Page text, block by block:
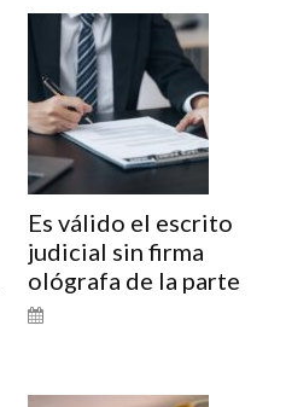
Es válido el escrito
judicial sin firma
ológrafa de la parte